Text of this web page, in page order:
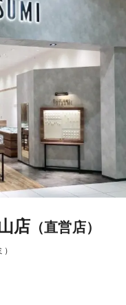
店 （直営店）